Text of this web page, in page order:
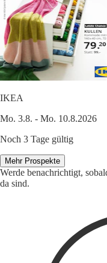
IKEA
Mo. 3.8. - Mo. 10.8.2026
Noch 3 Tage gültig
Mehr Prospekte
Werde benachrichtigt,
da sind.